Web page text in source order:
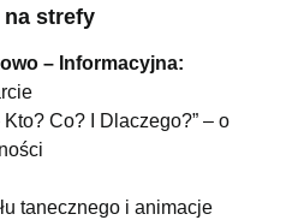
na strefy
– Informacyjna:
Co? I Dlaczego?” – o
tanecznego i animacje